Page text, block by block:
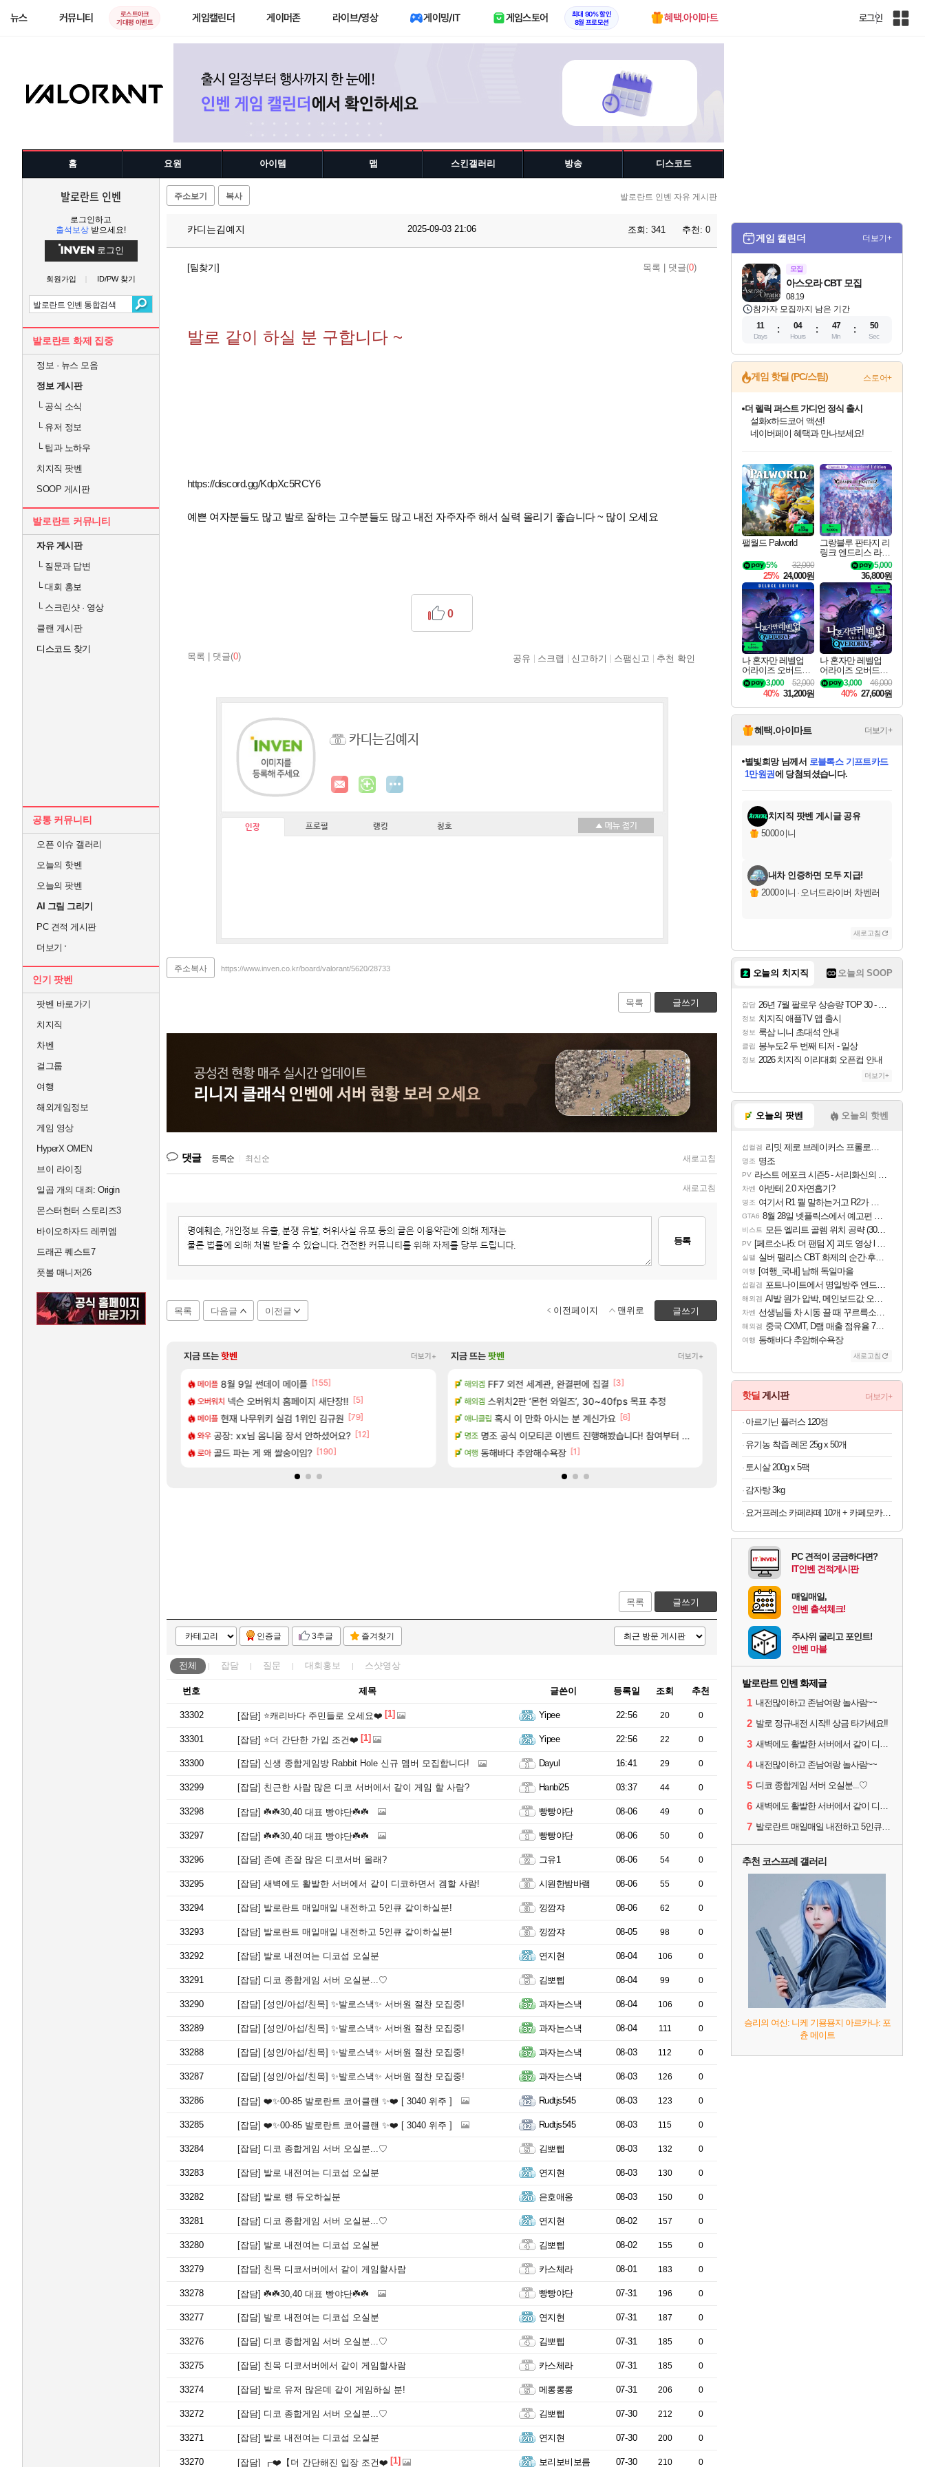
뉴스 커뮤니티
로스트아크
기대평 이벤트
게임캘린더 게이머존 라이브/영상 게이밍/IT 게임스토어
최대 90% 할인
8월 프로모션
혜택.아이마트 로그인
인
홈 요원 아이템 맵 스킨갤러리 방송 디스코드
발로란트 인벤
로그인하고
출석보상 받으세요!
로그인
회원가입 ID/PW 찾기
발로란트 화제 집중
정보 · 뉴스 모음
정보 게시판
└공식 소식
└유저 정보
└팁과 노하우
치지직 팟벤
SOOP 게시판
발로란트 커뮤니티
자유 게시판
└질문과 답변
└대회 홍보
└스크린샷 · 영상
클랜 게시판
디스코드 찾기
공통 커뮤니티
오픈 이슈 갤러리
오늘의 핫벤
오늘의 팟벤
AI 그림 그리기
PC 견적 게시판
더보기
인기 팟벤
팟벤 바로가기
치지직
차벤
걸그룹
여행
해외게임정보
게임 영상
HyperX OMEN
브이 라이징
일곱 개의 대죄: Origin
몬스터헌터 스토리즈3
바이오하자드 레퀴엠
드래곤 퀘스트7
풋볼 매니저26
주소보기 복사 발로란트 인벤 자유 게시판
카디는김예지 2025-09-03 21:06 조회: 341 추천: 0
[팀찾기] 목록 댓글(0)
발로 같이 하실 분 구합니다 ~
https://discord.gg/KdpXc5RCY6
예쁜 여자분들도 많고 발로 잘하는 고수분들도 많고 내전 자주자주 해서 실력 올리기 좋습니다 ~ 많이 오세요
목록 댓글(0)
0
공유 스크랩 신고하기 스팸신고 추천 확인
카디는김예지
인장 프로필 랭킹 칭호
주소복사 https://www.inven.co.kr/board/valorant/5620/28733
목록 글쓰기
댓글 등록순 최신순 새로고침
새로고침
등록
목록 다음글 이전글 글쓰기
이전페이지 맨위로
지금 뜨는핫벤 더보기+
메이플 8월 9일 썬데이 메이플 [155]
오버워치 넥슨 오버워치 홈페이지 새단장!! [5]
메이플 현재 나무위키 실검 1위인 김규원 [79]
와우 공장: xx님 옴니움 장서 안하셨어요? [12]
로아 골드 파는 게 왜 쌀숭이임? [190]
리니지M 아떨린다 한시간후면 [14]
리니지M 주말패키지가 나왔읍니다. [15]
메이플 ㅇㅂ)진짜 개웃기네 ㅋㅋ [47]
메이플 아니 뭔 샤타 안 나왔다고 진짜 화내는 사람도 있네
메이플 썬데이가 샤타가 아닌 큰 이유는 경매장 불안정때문일듯
메이플 파리바게트 본사에서 연락왔음 [130]
리니지M 근뎀 300 달성!
검은사막 대충 연구소요약
로아 재학이형도 결국. 사과보상줬는데 [55]
메이플 역사상 최고의 약코
지금 뜨는팟벤 더보기+
아스오라 아사쿠라 마이 성우 정보 및 주요 필모
아스오라 아스오라 성우 정보 및 출연작 모음
아스오라 아키츠 아키나 성우 정보 및 주요 필모
비스트 모든 성소 위치 공략 (40개) - 귀환한 영혼 도전과제
리밋제로 프롤로그 테스트를 마치고.. (feat. 리아)
해외겜 FF7 외전 세계관, 완결편에 집결 [3]
해외겜 스위치2판 ‘몬헌 와일즈’, 30~40fps 목표 추정
애니클립 혹시 이 만화 아시는 분 계신가요 [6]
명조 명조 공식 이모티콘 이벤트 진행해봤습니다! 참여부터 추첨까지????
여행 동해바다 추암해수욕장 [1]
여행 국내에도 이쁜곳이 많은것 같습니다 [1]
해외겜 중국 CXMT, D램 매출 점유율 7%…글로벌 4위로
해외겜 AI발 원가 압박, 메인보드값 오르나
리싱크드 리싱크드 1.06 패치노트 (8/5)
메모리 3사, 2027년 생산분 완판?
목록 글쓰기
인증글 3추글 즐겨찾기
전체 잡담 질문 대회홍보 스샷영상
번호 제목 글쓴이 등록일 조회 추천
33302 [잡담] ⭐️캐리바다 주민들로 오세요❤️ [1] Yipee 22:56 20 0
33301 [잡담] ⭐️더 간단한 가입 조건❤️ [1] Yipee 22:56 22 0
33300 [잡담] 신생 종합게임방 Rabbit Hole 신규 멤버 모집합니다! Dayul 16:41 29 0
33299 [잡담] 친근한 사람 많은 디코 서버에서 같이 게임 할 사람? Hanbi25 03:37 44 0
33298 [잡담] ☘️☘️30,40 대표 빵야단☘️☘️ 빵빵야단 08-06 49 0
33297 [잡담] ☘️☘️30,40 대표 빵야단☘️☘️ 빵빵야단 08-06 50 0
33296 [잡담] 존예 존잘 많은 디코서버 올래? 그유1 08-06 54 0
33295 [잡담] 새벽에도 활발한 서버에서 같이 디코하면서 겜할 사람! 시원한밤바램 08-06 55 0
33294 [잡담] 발로란트 매일매일 내전하고 5인큐 같이하실분! 낑깜쟈 08-06 62 0
33293 [잡담] 발로란트 매일매일 내전하고 5인큐 같이하실분! 낑깜쟈 08-05 98 0
33292 [잡담] 발로 내전여는 디코섭 오실분 연지현 08-04 106 0
33291 [잡담] 디코 종합게임 서버 오실분...♡ 김뽀삡 08-04 99 0
33290 [잡담] [성인/아섭/친목] ✨발로스낵✨ 서버원 절찬 모집중! 과자는스낵 08-04 106 0
33289 [잡담] [성인/아섭/친목] ✨발로스낵✨ 서버원 절찬 모집중! 과자는스낵 08-04 111 0
33288 [잡담] [성인/아섭/친목] ✨발로스낵✨ 서버원 절찬 모집중! 과자는스낵 08-03 112 0
33287 [잡담] [성인/아섭/친목] ✨발로스낵✨ 서버원 절찬 모집중! 과자는스낵 08-03 126 0
33286 [잡담] ❤️✨00-85 발로란트 코어클랜 ✨❤️ [ 3040 위주 ] Rudtjs545 08-03 123 0
33285 [잡담] ❤️✨00-85 발로란트 코어클랜 ✨❤️ [ 3040 위주 ] Rudtjs545 08-03 115 0
33284 [잡담] 디코 종합게임 서버 오실분...♡ 김뽀삡 08-03 132 0
33283 [잡담] 발로 내전여는 디코섭 오실분 연지현 08-03 130 0
33282 [잡담] 발로 랭 듀오하실분 은호애옹 08-03 150 0
33281 [잡담] 디코 종합게임 서버 오실분...♡ 연지현 08-02 157 0
33280 [잡담] 발로 내전여는 디코섭 오실분 김뽀삡 08-02 155 0
33279 [잡담] 친목 디코서버에서 같이 게임할사람 카스체라 08-01 183 0
33278 [잡담] ☘️☘️30,40 대표 빵야단☘️☘️ 빵빵야단 07-31 196 0
33277 [잡담] 발로 내전여는 디코섭 오실분 연지현 07-31 187 0
33276 [잡담] 디코 종합게임 서버 오실분...♡ 김뽀삡 07-31 185 0
33275 [잡담] 친목 디코서버에서 같이 게임할사람 카스체라 07-31 185 0
33274 [잡담] 발로 유저 많은데 같이 게임하실 분! 메롱롱롱 07-31 206 0
33272 [잡담] 디코 종합게임 서버 오실분...♡ 김뽀삡 07-30 212 0
33271 [잡담] 발로 내전여는 디코섭 오실분 연지현 07-30 200 0
33270 [잡담] ┎❤️【더 간단해진 입장 조건❤️ [1] 보리보비보름 07-30 210 0
게임 캘린더 더보기+
모집
08.19
아스오라 CBT 모집
참가자 모집까지 남은 기간
11
Days
04
Hours
47
Min
50
Sec
게임 핫딜 (PC/스팀) 스토어+
최대 90% 할인가를 만나보세요!
네이버혜택과 함께 만나보세요!
50%할인&추가 적립까지!
네이버 포인트 혜택까지!
이니&베니 혜택까지!
네이버 혜택가와 함께 예약하세요!
할인&네이버혜택으로 만나보세요!
더 렐릭 퍼스트 가디언 정식 출시
설화x하드코어 액션!
네이버페이 혜택과 만나보세요!
40주년 프로모션으로 만나보세요!
할인가에 만나보세요!
일부 에디션 상시 할인!
혜택으로 예약 판매 중
편안하게 충전하세요
팰월드 Palworld
32,000
5%
25% 24,000원
그랑블루 판타지 리
링크 엔드리스 라그
나로크 업그레이드
킷 Granblue Fantasy
Relink Endless Ragn
arok Upgrade Kit DL
C
5,000
36,800원
나 혼자만 레벨업
어라이즈 오버드라
이브 디럭스 에디션
Solo Leveling Arise
Overdrive Deluxe Edi
tion
52,000
3,000
40% 31,200원
나 혼자만 레벨업
어라이즈 오버드라
이브 Solo Leveling A
rise
46,000
3,000
40% 27,600원
혜택.아이마트 더보기+
교환.
당첨되셨습니다.
당첨되셨습니다.
당첨되셨습니다.
별빛희망님께서 로블록스 기프트카드
1만원권에 당첨되셨습니다.
당첨되셨습니다.
당첨되셨습니다.
당첨되셨습니다.
당첨되셨습니다.
에디션 (스팀코드)를 교환.
당첨되셨습니다.
치지직 팟벤 게시글 공유
5000이니
내차 인증하면 모두 지급!
2000이니 · 오너드라이버 차벤러
새로고침
오늘의 치지직 오늘의 SOOP
잡담 26년 7월 팔로우 상승량 TOP 30 - 월간 치지직
정보 치지직 애플TV 앱 출시
정보 룩삼 니니 초대석 안내
클립 봉누도2 두 번째 티저 - 일상
정보 2026 치지직 이리대회 오픈컵 안내
더보기+
오늘의 팟벤 오늘의 핫벤
섭컬겜 리밋 제로 브레이커스 프롤로그 테스트 후기 영상 업로드
명조 명조
PV 라스트 에포크 시즌5 - 서리화신의 분노 티저
차벤 아반테 2.0 자연흡기?
명조 여기서 R1 뭘 말하는거고 R2가 뭘말하는걸까요?
GTA6 8월 28일 넷플릭스에서 예고편 공개 예정
비스트 모든 엘리트 골렘 위치 공략 (30개) - 방랑 결투가
PV [페르소나5: 더 팬텀 X] 괴도 영상 l 타카마키 안·댄싱 스타
실팰 실버 팰리스 CBT 화제의 순간·후기 모음
여행 [여행_국내] 남해 독일마을
섭컬겜 포트나이트에서 명일방주 엔드필드 [펠리카] 판매 예정
해외겜 AI발 원가 압박, 메인보드값 오르나
차벤 선생님들 차 시동 끌 때 꾸르륵소리나는데
해외겜 중국 CXMT, D램 매출 점유율 7%…글로벌 4위로 부상
여행 동해바다 추암해수욕장
새로고침
핫딜 게시판 더보기+
아르기닌 플러스 120정
유기농 착즙 레몬 25g x 50개
토시살 200g x 5팩
감자탕 3kg
요거프레소 카페라떼 10개 + 카페모카 10개
PC 견적이 궁금하다면?
IT인벤 견적게시판
매일매일,
인벤 출석체크!
주사위 굴리고 포인트!
인벤 마블
발로란트 인벤 화제글
1 내전많이하고 존남여랑 놀사람~~
2 발로 정규내전 시작!! 상금 타가세요!!
3 새벽에도 활발한 서버에서 같이 디코하면서 겜할 사람!
4 내전많이하고 존남여랑 놀사람~~
5 디코 종합게임 서버 오실분...♡
6 새벽에도 활발한 서버에서 같이 디코하면서 겜할 사람!
7 발로란트 매일매일 내전하고 5인큐 같이하실분!
추천 코스프레 갤러리
승리의 여신: 니케 기묭묭지 아르카나: 포
츈 메이트